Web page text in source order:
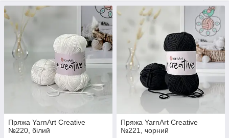
Пряжа YarnArt Creative
№220, білий
Пряжа YarnArt Creative
№221, чорний